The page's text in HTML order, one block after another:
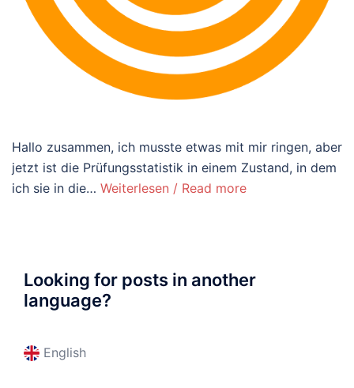
Hallo zusammen, ich musste etwas mit mir ringen, aber
jetzt ist die Prüfungsstatistik in einem Zustand, in dem
ich sie in die… Weiterlesen / Read more
Looking for posts in another
language?
English